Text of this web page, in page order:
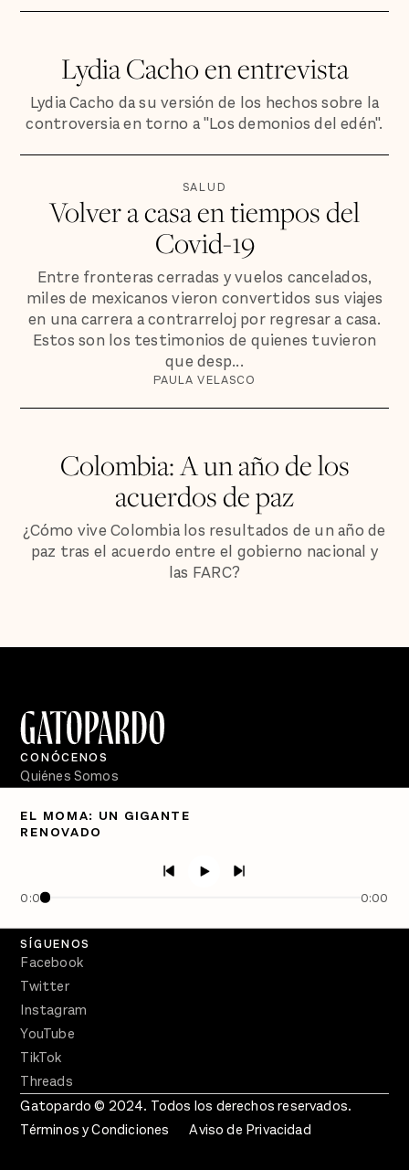
Lydia Cacho en entrevista
Lydia Cacho da su versión de los hechos sobre la
controversia en torno a "Los demonios del edén".
SALUD
Volver a casa en tiempos del
Covid-19
Entre fronteras cerradas y vuelos cancelados,
miles de mexicanos vieron convertidos sus viajes
en una carrera a contrarreloj por regresar a casa.
Estos son los testimonios de quienes tuvieron
que desp...
PAULA VELASCO
Colombia: A un año de los
acuerdos de paz
¿Cómo vive Colombia los resultados de un año de
paz tras el acuerdo entre el gobierno nacional y
las FARC?
EL MOMA: UN GIGANTE
RENOVADO
0:00 0:00
CONÓCENOS
Quiénes Somos
PÓDCASTS
Crecer en Distopía
SÍGUENOS
Facebook
Twitter
Instagram
YouTube
TikTok
Threads
Gatopardo © 2024. Todos los derechos reservados.
Términos y Condiciones
Aviso de Privacidad